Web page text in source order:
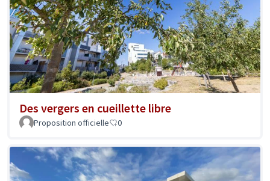
Des vergers en cueillette libre
Proposition officielle 0